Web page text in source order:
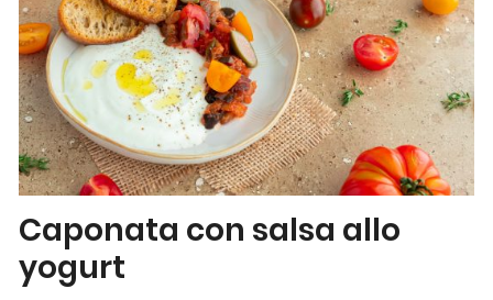
Caponata con salsa allo
yogurt